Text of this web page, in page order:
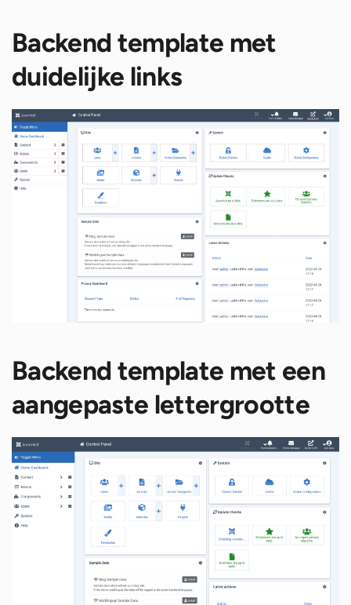
Backend template met
duidelijke links
Backend template met een
aangepaste lettergrootte